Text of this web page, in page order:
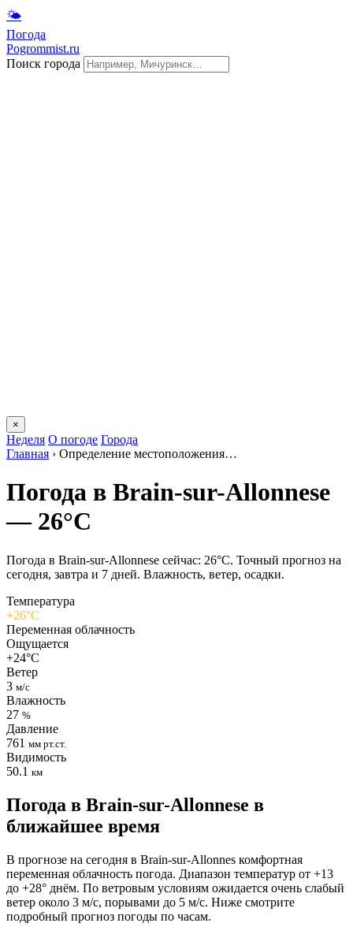
🌤
Погода
Pogrommist.ru
Поиск города
×
Неделя О погоде Города
Главная › Определение местоположения…
Погода в Brain-sur-Allonnesе
— 26°C
Погода в Brain-sur-Allonnesе сейчас: 26°C. Точный прогноз на
сегодня, завтра и 7 дней. Влажность, ветер, осадки.
Температура
+26°C
Переменная облачность
Ощущается
+24°C
Ветер
3 м/с
Влажность
27 %
Давление
761 мм рт.ст.
Видимость
50.1 км
Погода в Brain-sur-Allonnesе в
ближайшее время
В прогнозе на сегодня в Brain-sur-Allonnes комфортная
переменная облачность погода. Диапазон температур от +13
до +28° днём. По ветровым условиям ожидается очень слабый
ветер около 3 м/с, порывами до 5 м/с. Ниже смотрите
подробный прогноз погоды по часам.